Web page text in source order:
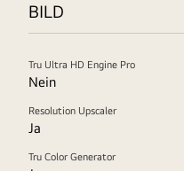
BILD
Tru Ultra HD Engine Pro
Nein
Resolution Upscaler
Ja
Tru Color Generator